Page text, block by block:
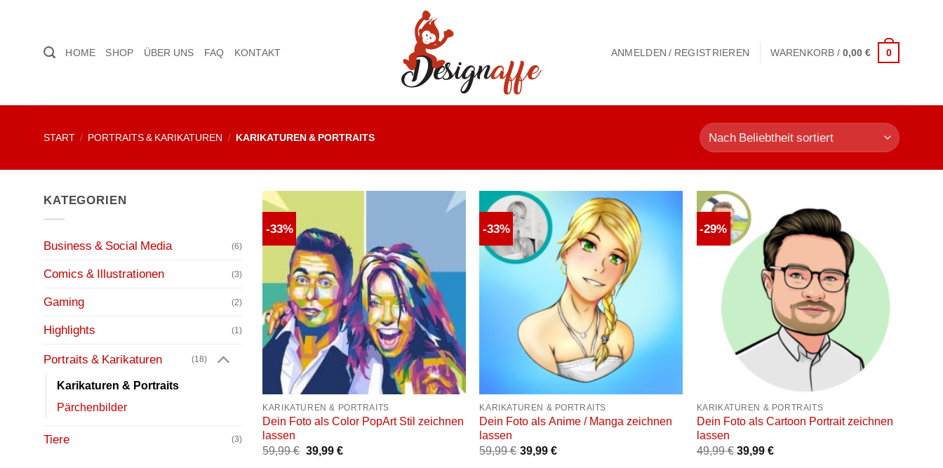
springen
HOME SHOP ÜBER UNS FAQ KONTAKT ANMELDEN / REGISTRIEREN WARENKORB / 0,00€ 0
START / PORTRAITS & KARIKATUREN / KARIKATUREN & PORTRAITS
KATEGORIEN
Business & Social Media (6)
Comics & Illustrationen (3)
Gaming (2)
Highlights (1)
Portraits & Karikaturen (18)
Karikaturen & Portraits
Pärchenbilder
Tiere (3)
-33%
Wunschliste
+
KARIKATUREN & PORTRAITS
Dein Foto als Color PopArt Stil zeichnen
lassen
59,99€ Ursprünglicher
39,99 €
-33%
Auf die
Wunschliste
KARIKATUREN & PORTRAITS
Dein Foto als Anime / Manga zeichnen
lassen
59,99€ 39,99€
-29%
Auf die
Wunschliste
KARIKATUREN & PORTRAITS
Dein Foto als Cartoon Portrait zeichnen
lassen
49,99€ 39,99€